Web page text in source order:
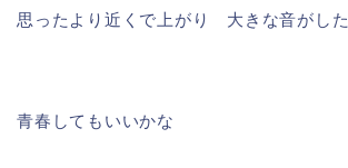
思ったより近くで上がり 大きな音がした
青春してもいいかな